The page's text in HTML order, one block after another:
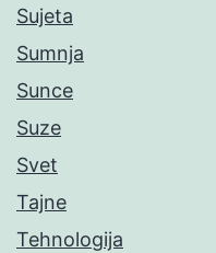
Sujeta
Sumnja
Sunce
Suze
Svet
Tajne
Tehnologija